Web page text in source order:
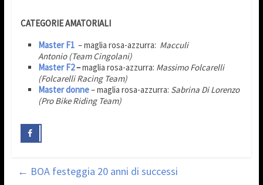
CATEGORIE AMATORIALI
Master F1 – maglia rosa-azzurra: Macculi
Antonio (Team Cingolani)
Master F2–maglia rosa-azzurra: Massimo Folcarelli
(Folcarelli Racing Team)
Master donne– maglia rosa-azzurra: Sabrina Di Lorenzo
(Pro Bike Riding Team)
← BOA festeggia 20 anni di successi